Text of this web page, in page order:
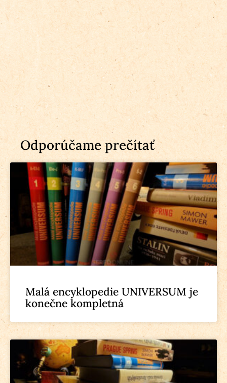
Odporúčame prečítať
Malá encyklopedie UNIVERSUM je
konečne kompletná